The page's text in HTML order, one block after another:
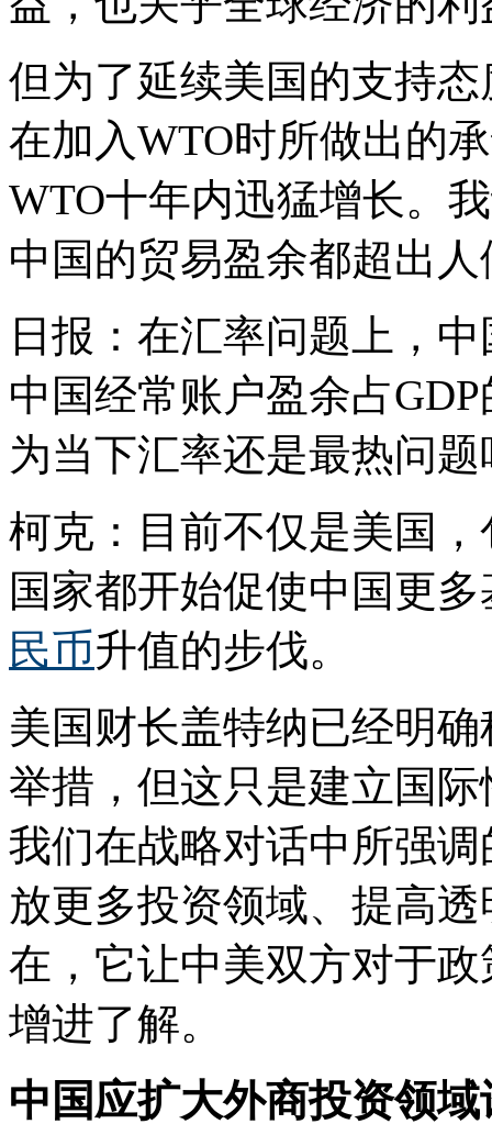
但为了延续美国的支持
在加入WTO时所做出的
WTO十年内迅猛增长。
中国的贸易盈余都超出
日报：在汇率问题上，
中国经常账户盈余占
为当下汇率还是最热问题
柯克：目前不仅是美国
国家都开始促使中国更
民币升值的步伐。
美国财长盖特纳已经明
举措，但这只是建立国
我们在战略对话中所强
放更多投资领域、提高
在，它让中美双方对于
增进了解。
中国应扩大外商投资领域